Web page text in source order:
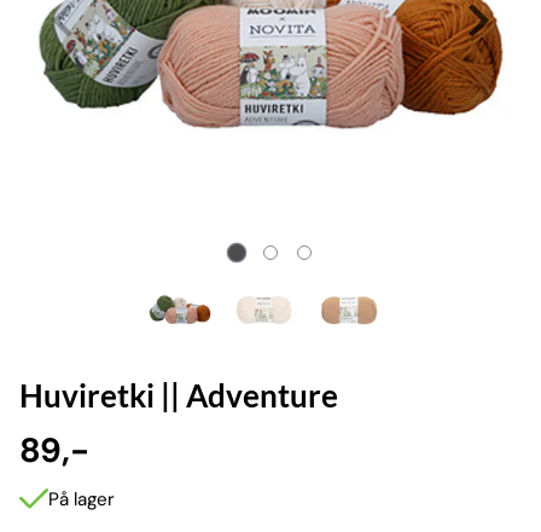
Huviretki || Adventure
89,-
På lager